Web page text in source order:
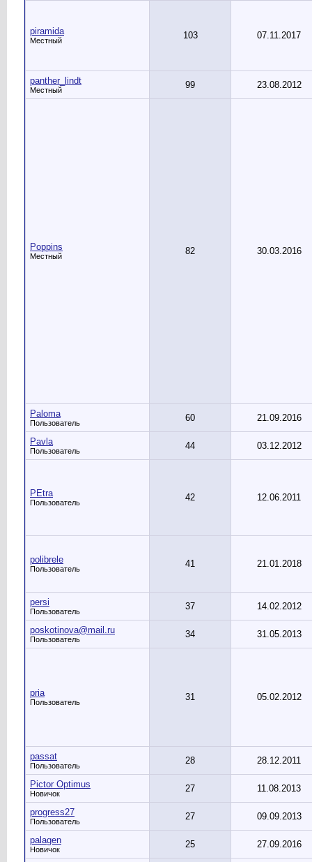
piramida
Местный 103 07.11.2017
panther_lindt
Местный 99 23.08.2012
Poppins
Местный 82 30.03.2016
Paloma
Пользователь 60 21.09.2016
Pavla
Пользователь 44 03.12.2012
PEtra
Пользователь 42 12.06.2011
polibrele
Пользователь 41 21.01.2018
persi
Пользователь 37 14.02.2012
poskotinova@mail.ru
Пользователь 34 31.05.2013
pria
Пользователь 31 05.02.2012
passat
Пользователь 28 28.12.2011
Pictor Optimus
Новичок 27 11.08.2013
progress27
Пользователь 27 09.09.2013
palagen
Новичок 25 27.09.2016